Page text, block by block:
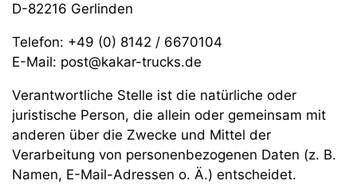
D-82216 Gerlinden
Telefon: +49 (0) 8142 / 6670104
E-Mail: post@kakar-trucks.de
Verantwortliche Stelle ist die natürliche oder
juristische Person, die allein oder gemeinsam mit
anderen über die Zwecke und Mittel der
Verarbeitung von personenbezogenen Daten (z. B.
Namen, E-Mail-Adressen o. Ä.) entscheidet.